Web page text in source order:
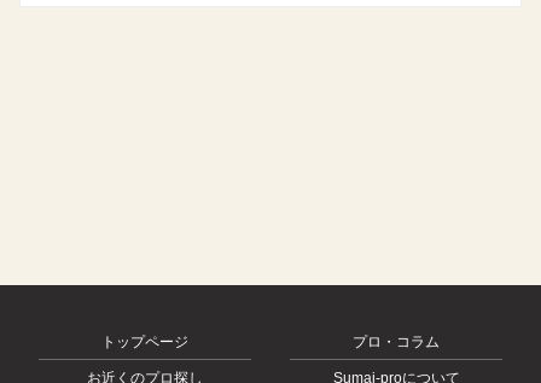
トップページ プロ・コラム
お近くのプロ探し Sumai-proについて